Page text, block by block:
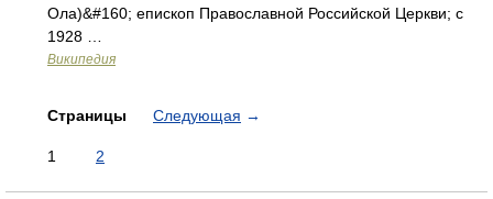
Ола)&#160; епископ Православной Российской Церкви; с
1928 …
Википедия
Страницы Следующая →
1 2